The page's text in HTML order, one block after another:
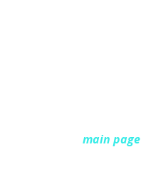
main page